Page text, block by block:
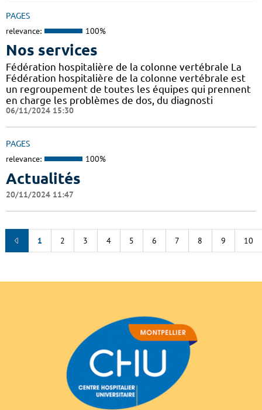
PAGES
relevance: 100%
Nos services
Fédération hospitalière de la colonne vertébrale La
Fédération hospitalière de la colonne vertébrale est
un regroupement de toutes les équipes qui prennent
en charge les problèmes de dos, du diagnosti
06/11/2024 15:30
PAGES
relevance: 100%
Actualités
20/11/2024 11:47
1 2 3 4 5 6 7 8 9 10